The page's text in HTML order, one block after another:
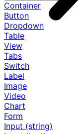
Container
Button
Dropdown
Table
View
Tabs
Switch
Label
Image
Video
Chart
Form
Input (string)